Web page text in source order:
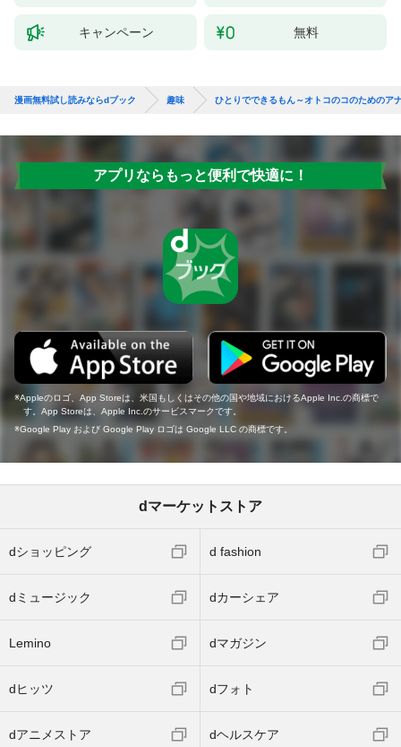
キャンペーン 無料
漫画無料試し読みならdブック 趣味 ひとりでできるもん～オトコのコのためのア
アプリならもっと便利で快適に！
Appleのロゴ、App Storeは、米国もしくはその他の国や地域におけるApple Inc.の商標で
す。App Storeは、Apple Inc.のサービスマークです。
Google Play および Google Play ロゴは Google LLC の商標です。
dマーケットストア
dショッピング d fashion
dミュージック dカーシェア
Lemino dマガジン
dヒッツ dフォト
dアニメストア dヘルスケア